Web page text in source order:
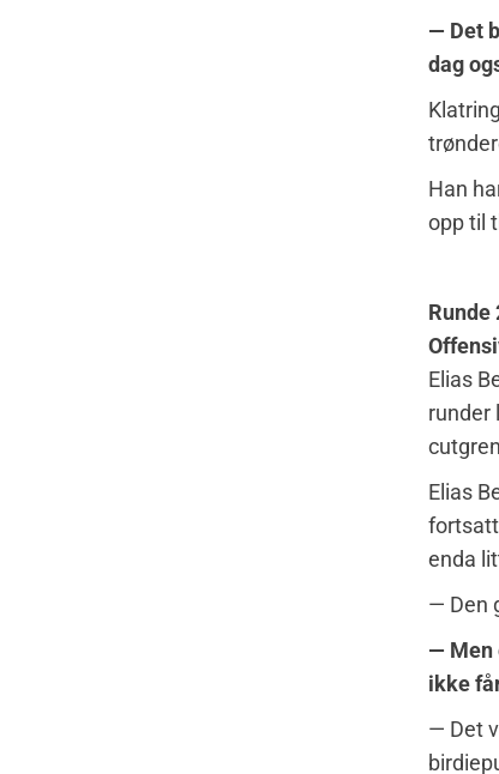
— Det
dag
Han
opp til
Runde
Elias
runder
Elias
enda
— Den
— Men
ikke
— Det